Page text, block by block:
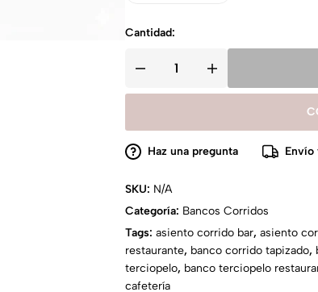
Cantidad:
Haz una pregunta Envío
SKU: N/A
Categoría: Bancos Corridos
Tags: asiento corrido bar, asiento
restaurante, banco corrido tapizado,
terciopelo, banco terciopelo
cafetería